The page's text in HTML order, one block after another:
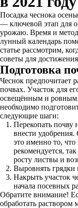
Посадка чеснока
— ключевой этап для
урожаю. Время и метод
лунный календарь
статье рассмотрим,
советы для
Подготовка
Чеснок предпочитает
почвах. Участок для
освещённым и ровным.
необходимо
следующие шаги:
Перекопать почву
внести удобрения.
это именно то,
рекомендуется,
росту листвы и
Выровнять грядки
Накрыть участок
начала посевных
Обратите внимание!
обработать